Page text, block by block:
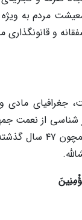
مردم به ویژه
و قانونگذاری
جغرافیای
شناسی از نعمت
فقیه و خادمی مردم